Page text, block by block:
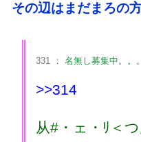
その辺はまだまろの
331 ： 名無し募集中。。
>>314
从#・ェ・ﾘ＜